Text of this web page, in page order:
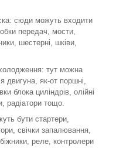
сюди можуть входити
передач, мости,
шестерні, шківи,
тут можна
двигуна, як-от поршні,
блока циліндрів, олійні
радіатори тощо.
бути стартери,
свічки запалювання,
реле, контролери